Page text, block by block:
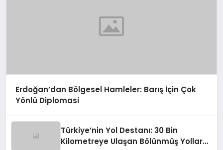
Erdoğan’dan Bölgesel Hamleler: Barış İçin Çok
Yönlü Diplomasi
Türkiye’nin Yol Destanı: 30 Bin
Kilometreye Ulaşan Bölünmüş Yollar